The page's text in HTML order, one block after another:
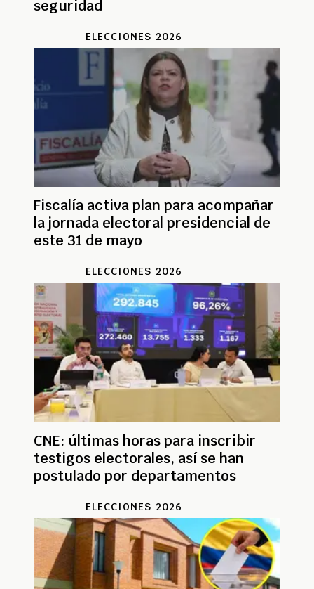
seguridad
ELECCIONES 2026
Fiscalía activa plan para acompañar
la jornada electoral presidencial de
este 31 de mayo
ELECCIONES 2026
CNE: últimas horas para inscribir
testigos electorales, así se han
postulado por departamentos
ELECCIONES 2026